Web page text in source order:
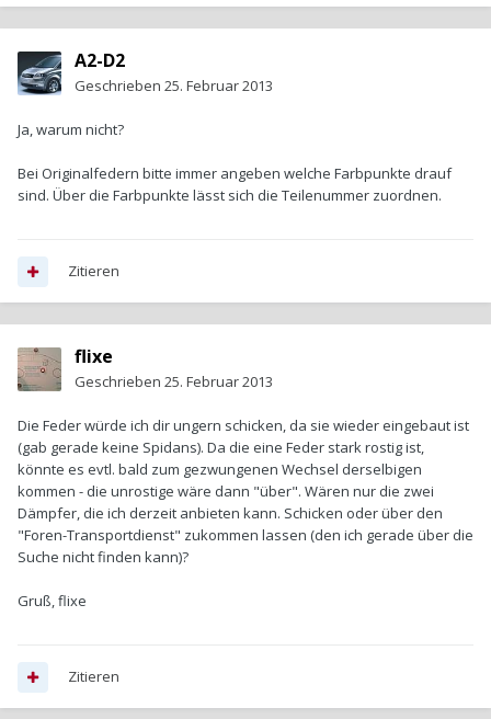
A2-D2
Geschrieben 25. Februar 2013
Ja, warum nicht?
Bei Originalfedern bitte immer angeben welche Farbpunkte drauf
sind. Über die Farbpunkte lässt sich die Teilenummer zuordnen.
Zitieren
flixe
Geschrieben 25. Februar 2013
Die Feder würde ich dir ungern schicken, da sie wieder eingebaut ist
(gab gerade keine Spidans). Da die eine Feder stark rostig ist,
könnte es evtl. bald zum gezwungenen Wechsel derselbigen
kommen - die unrostige wäre dann "über". Wären nur die zwei
Dämpfer, die ich derzeit anbieten kann. Schicken oder über den
"Foren-Transportdienst" zukommen lassen (den ich gerade über die
Suche nicht finden kann)?
Gruß, flixe
Zitieren